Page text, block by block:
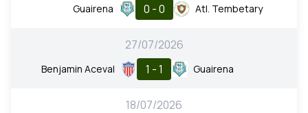
Guairena 0 - 0 Atl. Tembetary
27/07/2026
Benjamin Aceval 1 - 1 Guairena
18/07/2026